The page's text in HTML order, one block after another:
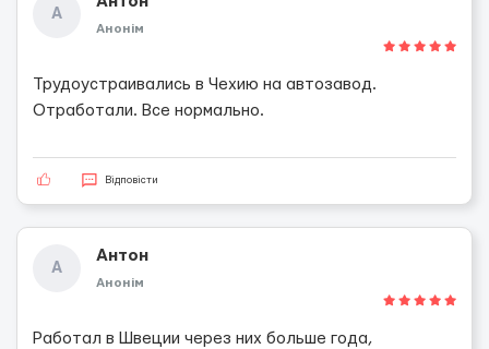
А
Анонім
Трудоустраивались в Чехию на автозавод.
Отработали. Все нормально.
Відповісти
А
Антон
Анонім
Работал в Швеции через них больше года,